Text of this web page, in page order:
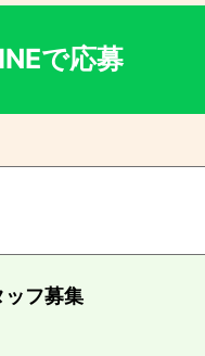
で応募
ッフ募集